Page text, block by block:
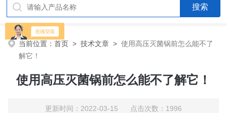
当前位置：首页 >技术文章 >使用高压灭菌锅前怎么能不了
解它！
使用高压灭菌锅前怎么能不了解它！
更新时间：2022-03-15 点击次数：1996